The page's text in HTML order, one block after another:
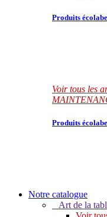
Produits
Voir tous les
Produits
Notre catalogue
Art de la